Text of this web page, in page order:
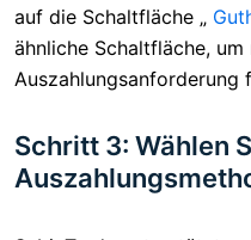
auf die Schaltfläche „
ähnliche Schaltfläche, um
Auszahlungsanforderung
Schritt 3: Wählen